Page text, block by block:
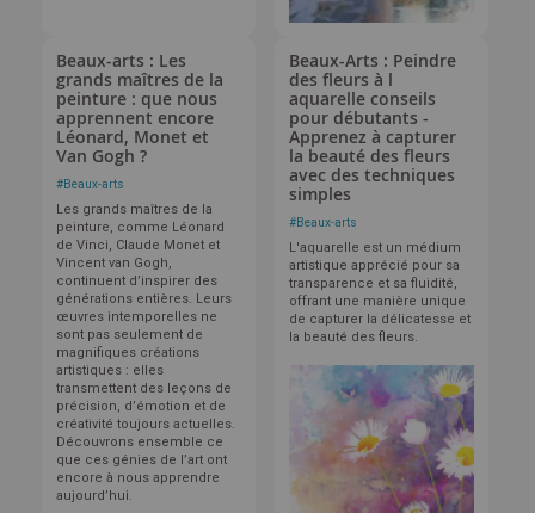
Beaux-arts : Les
grands maîtres de la
peinture : que nous
apprennent encore
Léonard, Monet et
Van Gogh ?
#Beaux-arts
Les grands maîtres de la
peinture, comme Léonard
de Vinci, Claude Monet et
Vincent van Gogh,
continuent d’inspirer des
générations entières. Leurs
œuvres intemporelles ne
sont pas seulement de
magnifiques créations
artistiques : elles
transmettent des leçons de
précision, d’émotion et de
créativité toujours actuelles.
Découvrons ensemble ce
que ces génies de l’art ont
encore à nous apprendre
aujourd’hui.
Beaux-Arts : Peindre
des fleurs à l
aquarelle conseils
pour débutants -
Apprenez à capturer
la beauté des fleurs
avec des techniques
simples
#Beaux-arts
L'aquarelle est un médium
artistique apprécié pour sa
transparence et sa fluidité,
offrant une manière unique
de capturer la délicatesse et
la beauté des fleurs.